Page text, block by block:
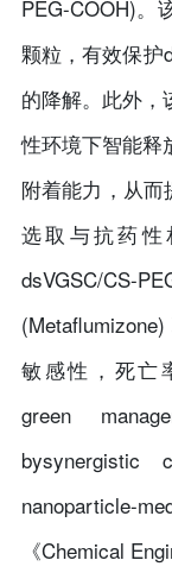
PEG-COOH)。
颗粒，有效保护
的降解。此外，
性环境下智能释
附着能力，从
选取与抗药性
dsVGSC/CS-
敏感性，死亡
green
bysynergistic
nanoparticle-
《Chemical